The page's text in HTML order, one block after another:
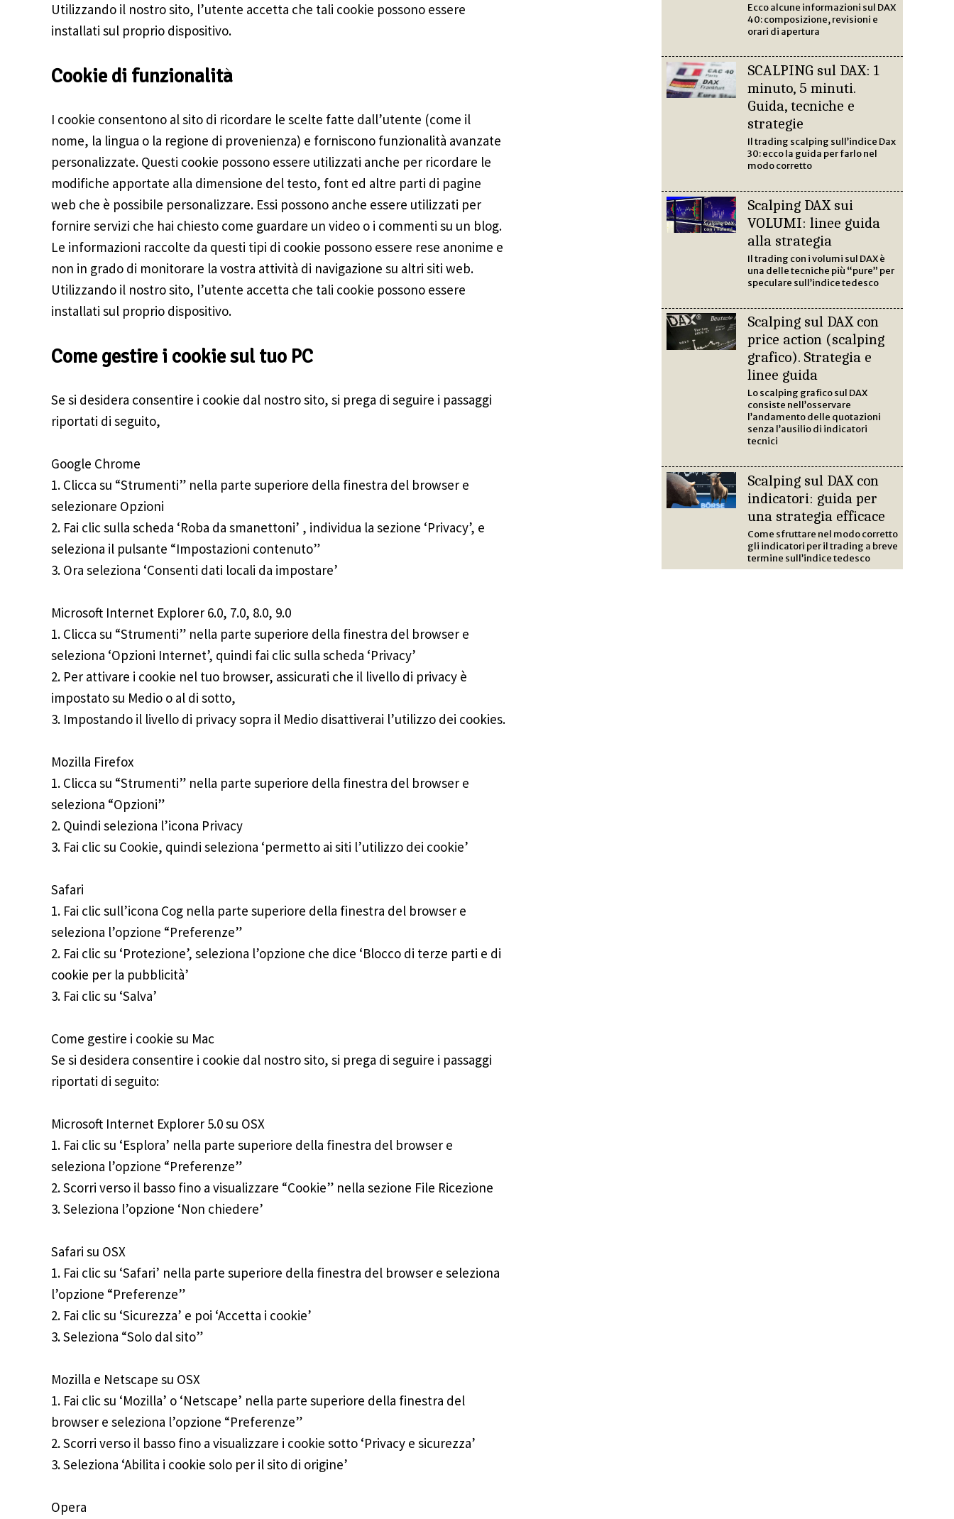
Utilizzando il nostro sito, l’utente accetta che tali cookie possono essere
installati sul proprio dispositivo.
Cookie di funzionalità
I cookie consentono al sito di ricordare le scelte fatte dall’utente (come il
nome, la lingua o la regione di provenienza) e forniscono funzionalità avanzate
personalizzate. Questi cookie possono essere utilizzati anche per ricordare le
modifiche apportate alla dimensione del testo, font ed altre parti di pagine
web che è possibile personalizzare. Essi possono anche essere utilizzati per
fornire servizi che hai chiesto come guardare un video o i commenti su un blog.
Le informazioni raccolte da questi tipi di cookie possono essere rese anonime e
non in grado di monitorare la vostra attività di navigazione su altri siti web.
Utilizzando il nostro sito, l’utente accetta che tali cookie possono essere
installati sul proprio dispositivo.
Come gestire i cookie sul tuo PC
Se si desidera consentire i cookie dal nostro sito, si prega di seguire i passaggi
riportati di seguito,
Google Chrome
1. Clicca su “Strumenti” nella parte superiore della finestra del browser e
selezionare Opzioni
2. Fai clic sulla scheda ‘Roba da smanettoni’ , individua la sezione ‘Privacy’, e
seleziona il pulsante “Impostazioni contenuto”
3. Ora seleziona ‘Consenti dati locali da impostare’
Microsoft Internet Explorer 6.0, 7.0, 8.0, 9.0
1. Clicca su “Strumenti” nella parte superiore della finestra del browser e
seleziona ‘Opzioni Internet’, quindi fai clic sulla scheda ‘Privacy’
2. Per attivare i cookie nel tuo browser, assicurati che il livello di privacy è
impostato su Medio o al di sotto,
3. Impostando il livello di privacy sopra il Medio disattiverai l’utilizzo dei cookies.
Mozilla Firefox
1. Clicca su “Strumenti” nella parte superiore della finestra del browser e
seleziona “Opzioni”
2. Quindi seleziona l’icona Privacy
3. Fai clic su Cookie, quindi seleziona ‘permetto ai siti l’utilizzo dei cookie’
Safari
1. Fai clic sull’icona Cog nella parte superiore della finestra del browser e
seleziona l’opzione “Preferenze”
2. Fai clic su ‘Protezione’, seleziona l’opzione che dice ‘Blocco di terze parti e di
cookie per la pubblicità’
3. Fai clic su ‘Salva’
Come gestire i cookie su Mac
Se si desidera consentire i cookie dal nostro sito, si prega di seguire i passaggi
riportati di seguito:
Microsoft Internet Explorer 5.0 su OSX
1. Fai clic su ‘Esplora’ nella parte superiore della finestra del browser e
seleziona l’opzione “Preferenze”
2. Scorri verso il basso fino a visualizzare “Cookie” nella sezione File Ricezione
3. Seleziona l’opzione ‘Non chiedere’
Safari su OSX
1. Fai clic su ‘Safari’ nella parte superiore della finestra del browser e seleziona
l’opzione “Preferenze”
2. Fai clic su ‘Sicurezza’ e poi ‘Accetta i cookie’
3. Seleziona “Solo dal sito”
Mozilla e Netscape su OSX
1. Fai clic su ‘Mozilla’ o ‘Netscape’ nella parte superiore della finestra del
browser e seleziona l’opzione “Preferenze”
2. Scorri verso il basso fino a visualizzare i cookie sotto ‘Privacy e sicurezza’
3. Seleziona ‘Abilita i cookie solo per il sito di origine’
Opera
Ecco alcune informazioni sul DAX
40: composizione, revisioni e
orari di apertura
SCALPING sul DAX: 1
minuto, 5 minuti.
Guida, tecniche e
strategie
Il trading scalping sull’indice Dax
30: ecco la guida per farlo nel
modo corretto
Scalping DAX sui
VOLUMI: linee guida
alla strategia
Il trading con i volumi sul DAX è
una delle tecniche più “pure” per
speculare sull’indice tedesco
Scalping sul DAX con
price action (scalping
grafico). Strategia e
linee guida
Lo scalping grafico sul DAX
consiste nell’osservare
l’andamento delle quotazioni
senza l’ausilio di indicatori
tecnici
Scalping sul DAX con
indicatori: guida per
una strategia efficace
Come sfruttare nel modo corretto
gli indicatori per il trading a breve
termine sull’indice tedesco